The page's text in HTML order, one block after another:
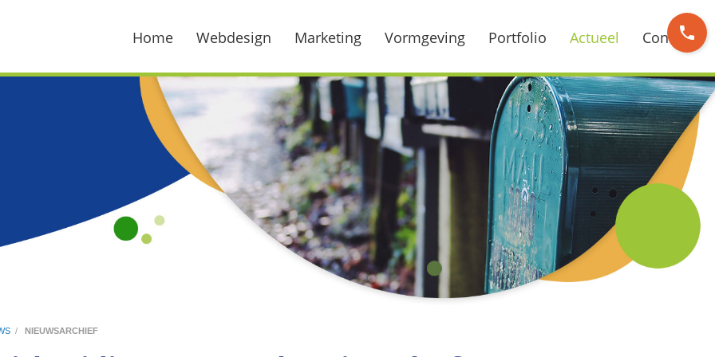
phone
Home Webdesign Marketing Vormgeving Portfolio Actueel Contact
/ NIEUWSARCHIEF